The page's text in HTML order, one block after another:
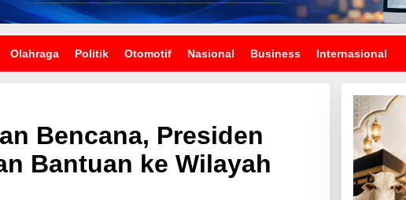
Olahraga Politik Otomotif Nasional Business Internasional
Bencana, Presiden
Bantuan ke Wilayah